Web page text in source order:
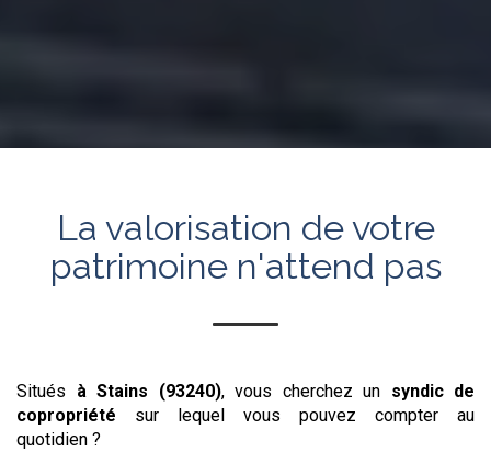
La valorisation de votre
patrimoine n'attend pas
Situés à Stains (93240), vous cherchez un syndic de
copropriété sur lequel vous pouvez compter au
quotidien ?